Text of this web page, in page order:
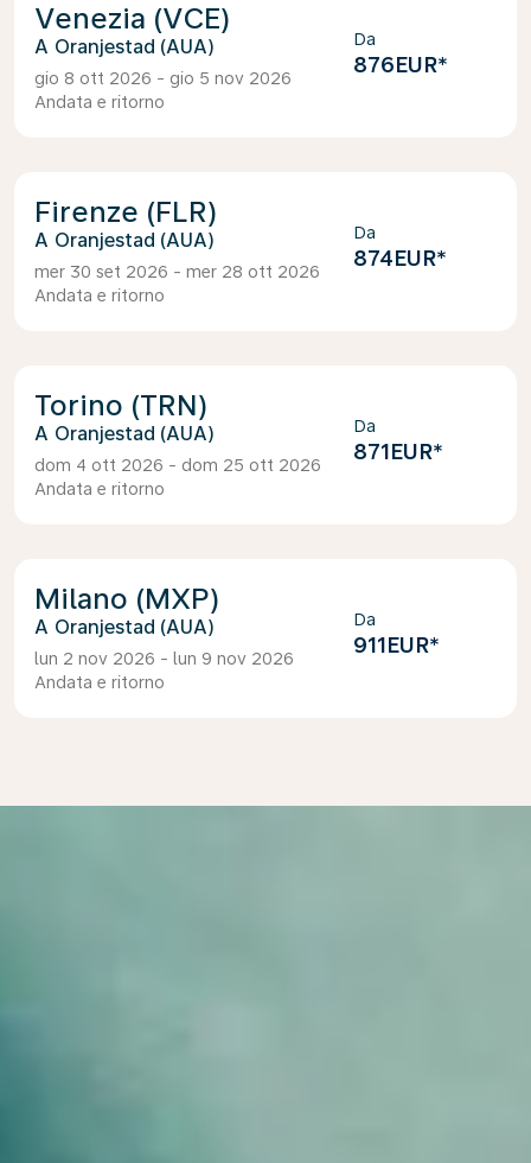
Venezia (VCE)
Oranjestad (AUA)
gio 8 ott 2026 - gio 5 nov 2026
Andata e ritorno
Da
876EUR*
Firenze (FLR)
Oranjestad (AUA)
mer 30 set 2026 - mer 28 ott 2026
Andata e ritorno
Da
874EUR*
Torino (TRN)
Oranjestad (AUA)
dom 4 ott 2026 - dom 25 ott 2026
Andata e ritorno
Da
871EUR*
Milano (MXP)
Oranjestad (AUA)
lun 2 nov 2026 - lun 9 nov 2026
Andata e ritorno
Da
911EUR*